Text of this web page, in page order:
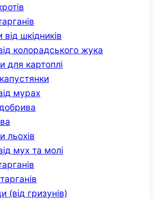
від шкідників
колорадського жука
для картоплі
мурах
льохів
мух та молі
(від гризунів)